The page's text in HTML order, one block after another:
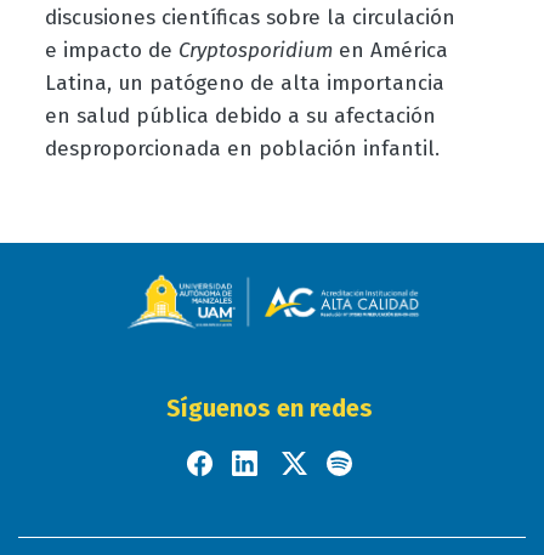
discusiones científicas sobre la circulación
e impacto de Cryptosporidiumen América
Latina, un patógeno de alta importancia
en salud pública debido a su afectación
desproporcionada en población infantil.
Síguenos en redes